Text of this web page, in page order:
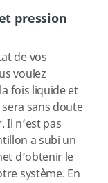
pression
de vos
voulez
fois liquide et
sans doute
Il n’est pas
a subi un
d’obtenir le
système. En